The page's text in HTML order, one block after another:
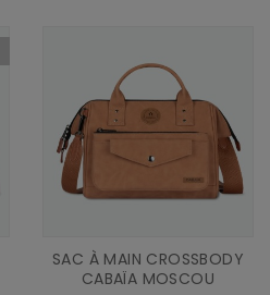
SAC À MAIN CROSSBODY
CABAÏA MOSCOU